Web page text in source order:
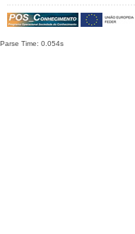
Parse Time: 0.054s